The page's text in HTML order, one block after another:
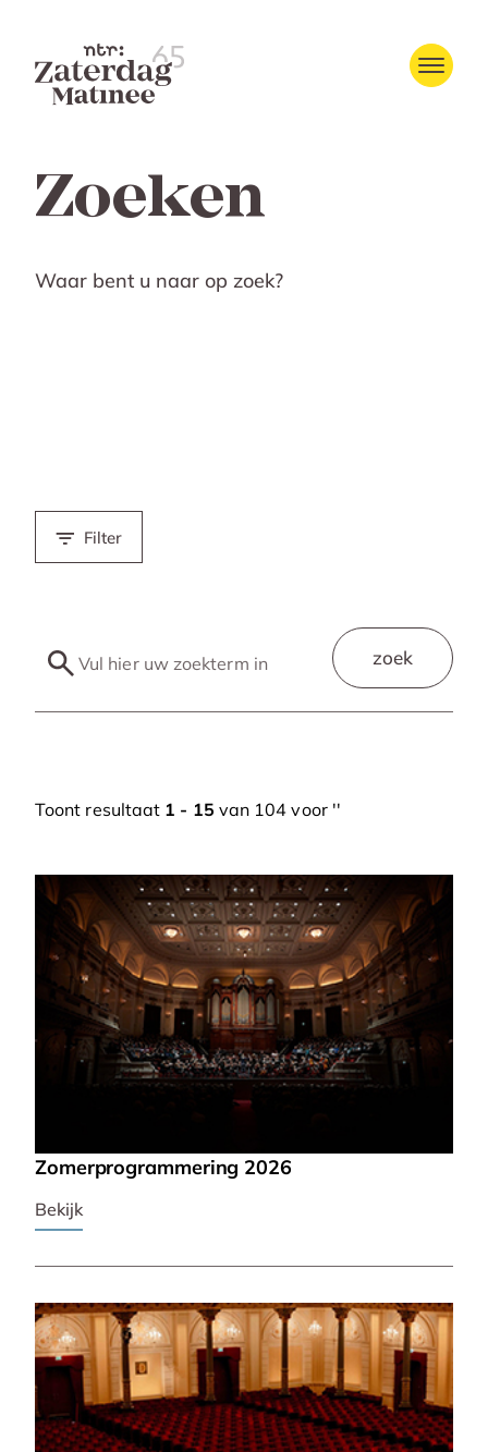
Zoeken
Waar bent u naar op zoek?
Filter
zoek
Toont resultaat 1 - 15 van 104 voor ''
Zomerprogrammering 2026
Bekijk